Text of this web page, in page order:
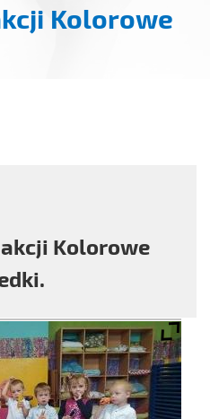
Kolorowe
Kolorowe